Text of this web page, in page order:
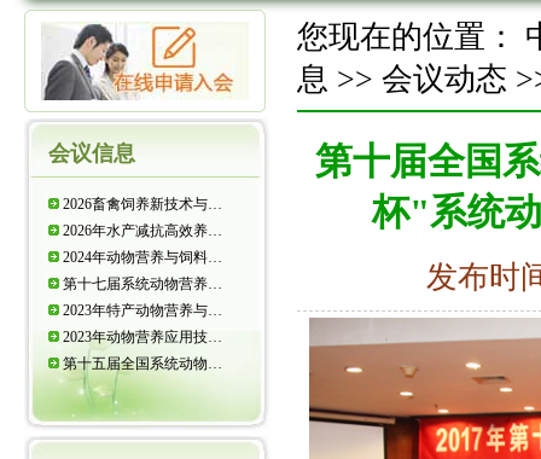
会议信息
2026畜禽饲养新技术与…
2026年水产减抗高效养…
2024年动物营养与饲料…
第十七届系统动物营养…
2023年特产动物营养与…
2023年动物营养应用技…
第十五届全国系统动物…
您现在的位置：
息 >> 会议动态
第十届全国
杯"系统
发布时